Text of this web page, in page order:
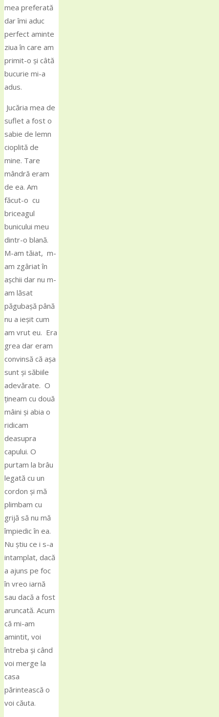
mea preferată
dar îmi aduc
perfect aminte
ziua în care am
primit-o și câtă
bucurie mi-a
adus.
Jucăria mea de
suflet a fost o
sabie de lemn
cioplită de
mine. Tare
mândră eram
de ea. Am
făcut-o cu
briceagul
bunicului meu
dintr-o blană.
M-am tăiat, m-
am zgâriat în
așchii dar nu m-
am lăsat
păgubașă până
nu a ieșit cum
am vrut eu. Era
grea dar eram
convinsă că așa
sunt și săbiile
adevărate. O
țineam cu două
mâini și abia o
ridicam
deasupra
capului. O
purtam la brâu
legată cu un
cordon și mă
plimbam cu
grijă să nu mă
împiedic în ea.
Nu știu ce i s-a
intamplat, dacă
a ajuns pe foc
în vreo iarnă
sau dacă a fost
aruncată. Acum
că mi-am
amintit, voi
întreba și când
voi merge la
casa
părintească o
voi căuta.